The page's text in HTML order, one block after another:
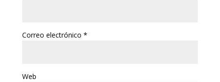
Correo electrónico *
Web